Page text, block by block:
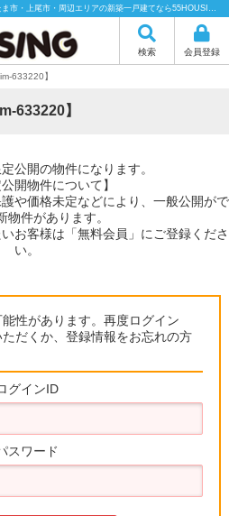
こちらは会員物件です【im-633220】｜さいたま市・上尾市・周辺エリアの新築一戸建てなら55HOUSING（55ハウジング）にお任せください！
検索 会員登録
633220】
633220】
公開の物件になります。
公開物件について】
や価格未定などにより、一般公開がで
物件があります。
お客様は「無料会員」にご登録くださ
い。
性があります。再度ログイン
だくか、登録情報をお忘れの方
グインID
スワード